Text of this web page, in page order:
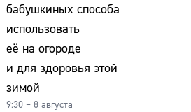
бабушкиных способа
использовать
её на огороде
и для здоровья этой
зимой
9:30 – 8 августа